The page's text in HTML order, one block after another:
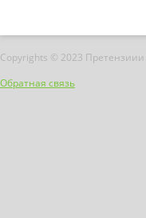
Copyrights © 2023
Обратная связь